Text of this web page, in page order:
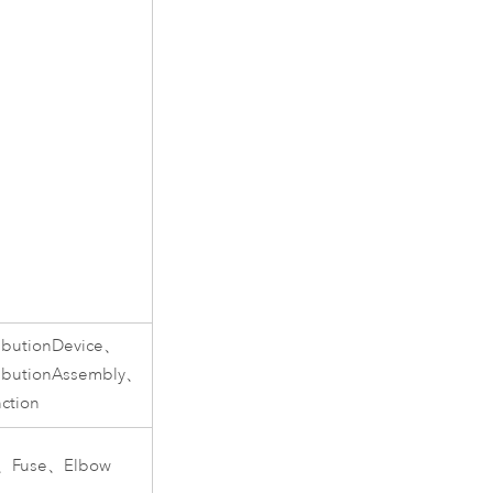
、
、
Fuse、Elbow